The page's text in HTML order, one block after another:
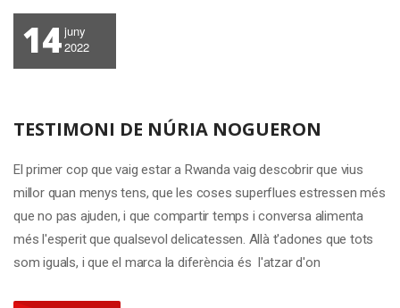
14juny
2022
TESTIMONI DE NÚRIA NOGUERON
El primer cop que vaig estar a Rwanda vaig descobrir que vius
millor quan menys tens, que les coses superflues estressen més
que no pas ajuden, i que compartir temps i conversa alimenta
més l'esperit que qualsevol delicatessen. Allà t'adones que tots
som iguals, i que el marca la diferència és l'atzar d'on